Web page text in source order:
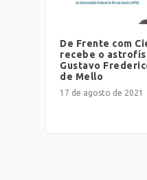
De Frente com
recebe o
Gustavo
de Mello
17 de agosto de 2021